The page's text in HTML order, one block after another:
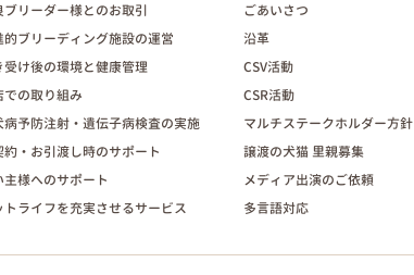
ブリーダー様とのお取引
的ブリーディング施設の運営
受け後の環境と健康管理
での取り組み
病予防注射・遺伝子病検査の実施
約・お引渡し時のサポート
主様へのサポート
トライフを充実させるサービス
ごあいさつ
沿革
CSV活動
CSR活動
マルチステークホルダー方針
譲渡の犬猫 里親募集
メディア出演のご依頼
多言語対応